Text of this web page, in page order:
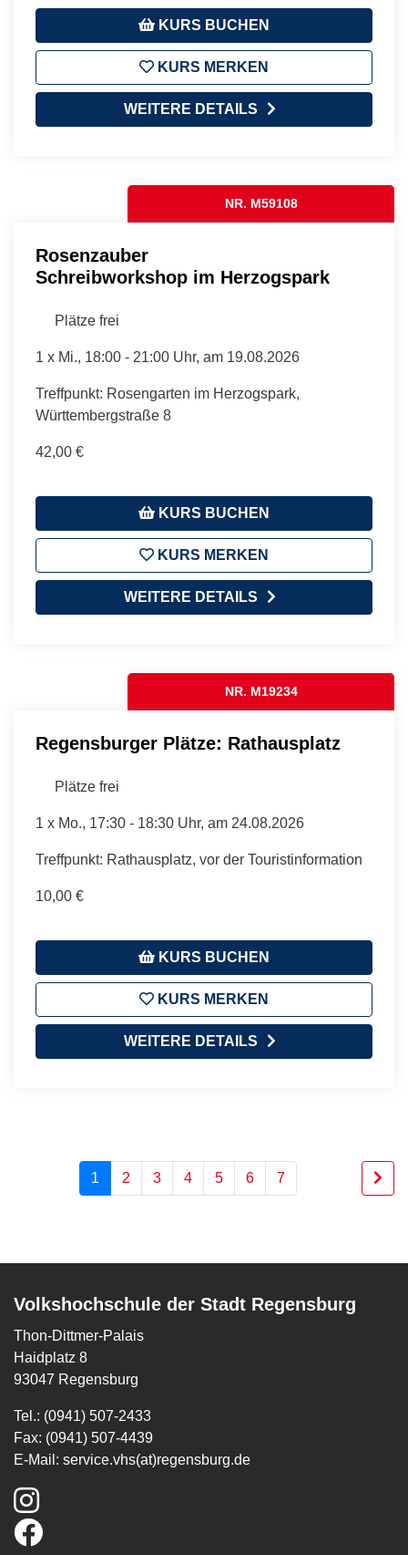
KURS BUCHEN
KURS MERKEN
WEITERE DETAILS
NR. M59108
Rosenzauber
Schreibworkshop im Herzogspark
Plätze frei
1 x Mi., 18:00 - 21:00 Uhr, am 19.08.2026
Treffpunkt: Rosengarten im Herzogspark,
Württembergstraße 8
42,00 €
KURS BUCHEN
KURS MERKEN
WEITERE DETAILS
NR. M19234
Regensburger Plätze: Rathausplatz
Plätze frei
1 x Mo., 17:30 - 18:30 Uhr, am 24.08.2026
Treffpunkt: Rathausplatz, vor der Touristinformation
10,00 €
KURS BUCHEN
KURS MERKEN
WEITERE DETAILS
1 2 3 4 5 6 7
Volkshochschule der Stadt Regensburg
Thon-Dittmer-Palais
Haidplatz 8
93047 Regensburg
Tel.: (0941) 507-2433
Fax: (0941) 507-4439
E-Mail: service.vhs(at)regensburg.de